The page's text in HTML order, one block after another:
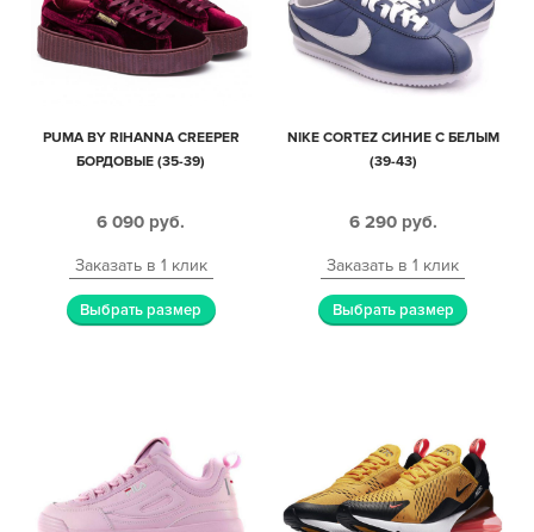
PUMA BY RIHANNA CREEPER
БОРДОВЫЕ (35-39)
6 090 руб.
Заказать в 1 клик
Выбрать размер
NIKE CORTEZ СИНИЕ С БЕЛЫМ
(39-43)
6 290 руб.
Заказать в 1 клик
Выбрать размер